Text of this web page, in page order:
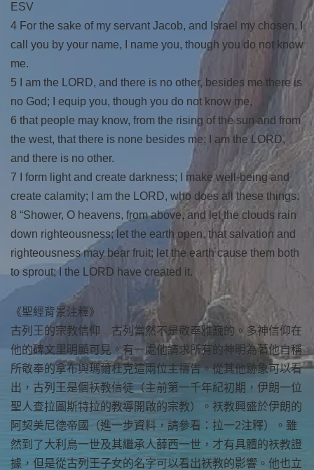
ESV
4 For the sake of my servant Jacob, and Israel my chosen, I
call you by your name, I name you, though you do not know
me.
5 I am the LORD, and there is no other, besides me there is
no God; I equip you, though you do not know me,
6 that people may know, from the rising of the sun and from
the west, that there is none besides me; I am the LORD,
and there is no other.
7 I form light and create darkness; I make well-being and
create calamity; I am the LORD, who does all these things.
8 “Shower, O heavens, from above, and let the clouds rain
down righteousness; let the earth open, that salvation and
righteousness may bear fruit; let the earth cause them both
to sprout; I the LORD have created it.
《聖經背景注釋》
古列王的宗教信仰 古列當然不是敬奉雅巍的。多神信仰在
他的碑文里明顯可見。有一處他請求所有的神明為著他自稱
所敬奉的拿布與瑪爾杜克這兩位主禱告。從其他跡象可以看
出，古列王是個祆教信徒（主前第一千年紀初期，伊朗一位
聖人查拉圖斯特拉的教導開啟的宗教）。祆教興盛於伊朗的
阿契美尼德帝國（進一步資料，請參看：拉一2注釋）。雖
然到了大利烏一世及其繼承人薛西一世，才有具體的祆教證
據，但是從古列王子女的名字可以看出祆教的影響。他也立